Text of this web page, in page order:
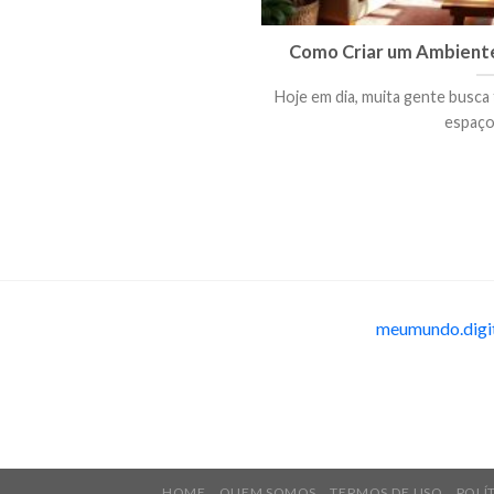
Como Criar um
Hoje em dia, muita gente